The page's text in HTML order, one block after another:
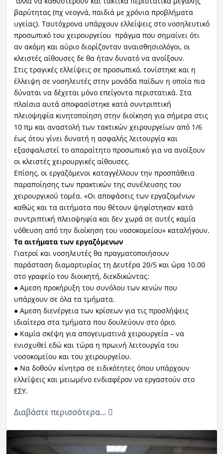
βαρύτητας (πχ νεογνά, παιδιά με χρόνια προβλήματα
υγείας). Ταυτόχρονα υπάρχουν ελλείψεις στο νοσηλευτικό
προσωπικό του χειρουργείου πράγμα που σημαίνει ότι
αν ακόμη και αύριο διορίζονταν αναισθησιολόγοι, οι
κλειστές αίθουσες δε θα ήταν δυνατό να ανοίξουν.
Στις τραγικές ελλείψεις σε προσωπικό, τονίστηκε και η
έλλειψη σε νοσηλευτές στην μονάδα παίδων η οποία πια
δύναται να δέχεται μόνο επείγοντα περιστατικά. Στα
πλαίσια αυτά αποφασίστηκε κατά συντριπτική
πλειοψηφία κινητοποίηση στην διοίκηση για σήμερα στις
10 πμ και αναστολή των τακτικών χειρουργείων από 1/6
έως ότου γίνει δυνατή η ασφαλής λειτουργία και
εξασφαλιστεί το απαραίτητο προσωπικό για να ανοίξουν
οι κλειστές χειρουργικές αίθουσες.
Επίσης, οι εργαζόμενοι καταγγέλλουν την προσπάθεια
παραποίησης των πρακτικών της συνέλευσης του
χειρουργικού τομέα. «Οι αποφάσεις των εργαζομένων
καθώς και τα αιτήματα που θέτουν ψηφίστηκαν κατά
συντριπτική πλειοψηφία και δεν χωρά σε αυτές καμία
νόθευση από την διοίκηση του νοσοκομείου» καταλήγουν.
Τα αιτήματα των εργαζόμενων
Γιατροί και νοσηλευτές θα πραγματοποιήσουν
παράσταση διαμαρτυρίας τη Δευτέρα 20/5 και ώρα 10.00
στο γραφείο του διοικητή, διεκδικώντας:
● Αμεση προκήρυξη του συνόλου των κενών που
υπάρχουν σε όλα τα τμήματα.
● Αμεση διενέργεια των κρίσεων για τις προσλήψεις
ιδιαίτερα στα τμήματα που δουλεύουν στο όριο.
● Καμία σκέψη για απογευματινά χειρουργεία – να
ενισχυθεί εδώ και τώρα η πρωινή λειτουργία του
νοσοκομείου και του χειρουργείου.
● Να δοθούν κίνητρα σε ειδικότητες όπου υπάρχουν
ελλείψεις και μειωμένο ενδιαφέρον να εργαστούν στο
ΕΣΥ.
Διαβάστε περισσότερα...